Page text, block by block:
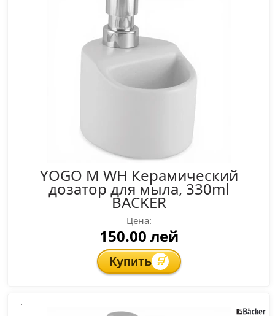
YOGO M WH Керамический
дозатор для мыла, 330ml
BACKER
Цена:
150.00 лей
Купить 🛒